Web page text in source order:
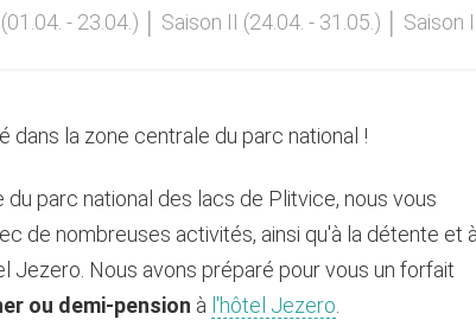
- 23.04.) │ Saison II (24.04. - 31.05.) │ Saison
la zone centrale du parc national !
parc national des lacs de Plitvice, nous vous
de nombreuses activités, ainsi qu'à la détente et
Jezero. Nous avons préparé pour vous un forfait
ou demi-pension à l'hôtel Jezero